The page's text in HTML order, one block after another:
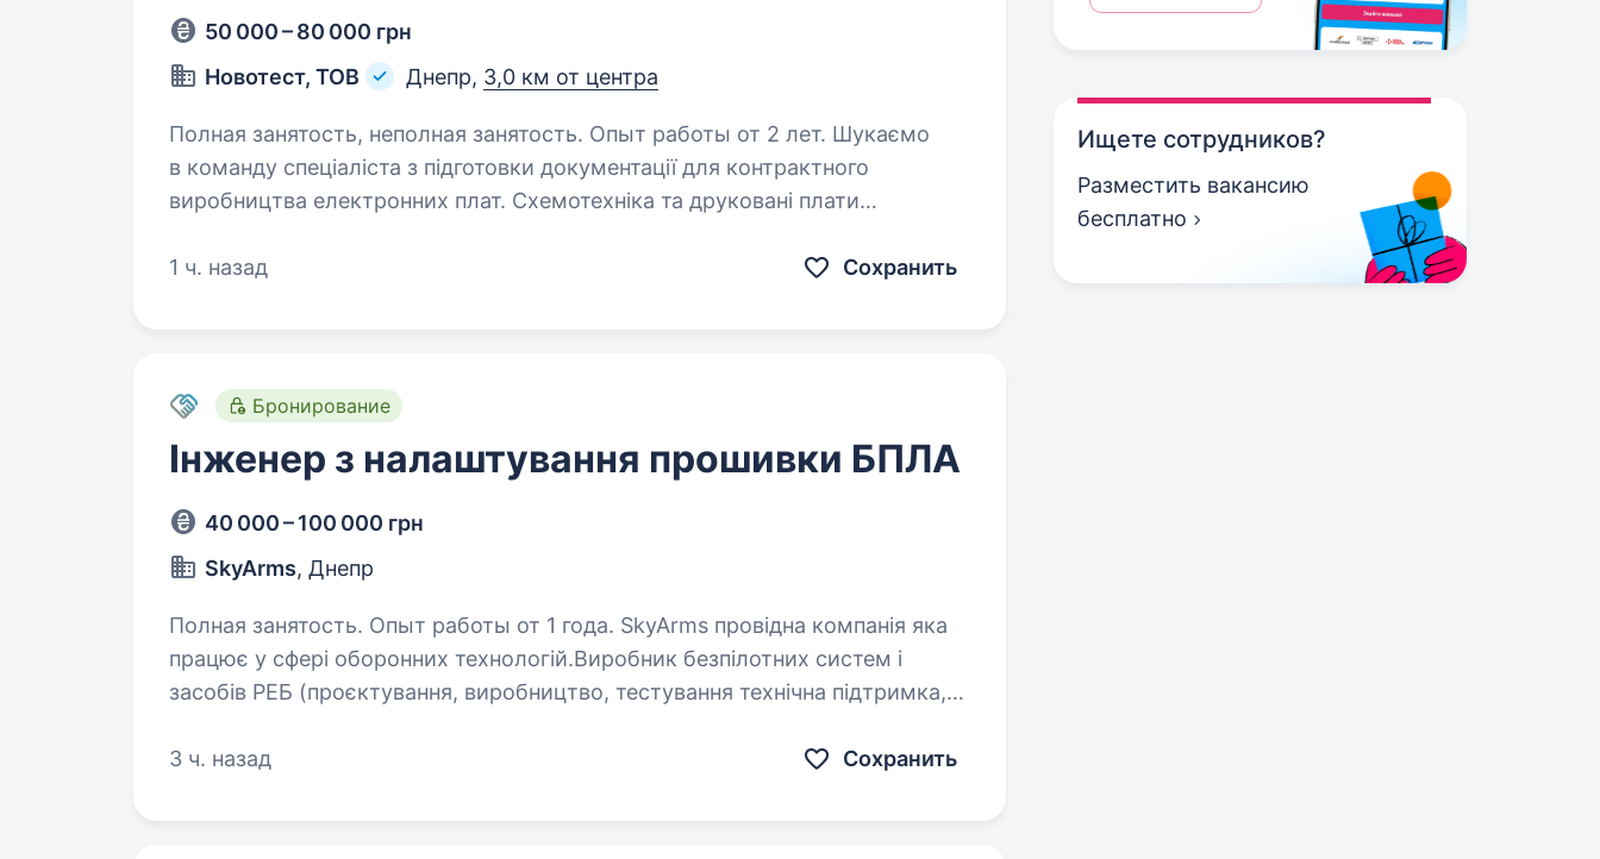
50 000 – 80 000 грн
Новотест, ТОВ
Днепр, 3,0 км от центра
Полная занятость, неполная занятость. Опыт работы от 2 лет. Шукаємо
в команду спеціаліста з підготовки документації для контрактного
виробництва електронних плат. Схемотехніка та друковані плати
відбувається з використанням…
1 ч. назад Сохранить
Бронирование
Інженер з налаштування прошивки БПЛА
40 000 – 100 000 грн
SkyArms, Днепр
Полная занятость. Опыт работы от 1 года. SkyArms провідна компанія яка
працює у сфері оборонних технологій.Виробник безпілотних систем і
засобів РЕБ (проєктування, виробництво, тестування технічна підтримка,
3 ч. назад
Сохранить
Ищете сотрудников?
Разместить вакансию
бесплатно